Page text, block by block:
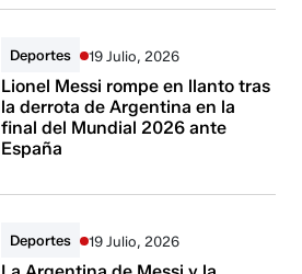
Deportes 19 Julio, 2026
Lionel Messi rompe en llanto tras
la derrota de Argentina en la
final del Mundial 2026 ante
España
Deportes 19 Julio, 2026